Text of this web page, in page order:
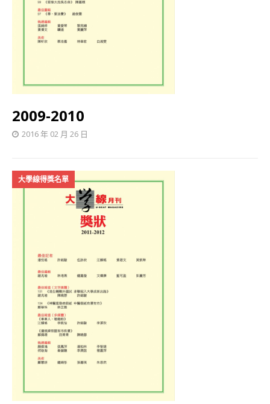
2009-2010
2016 年 02 月 26 日
大學線得獎名單